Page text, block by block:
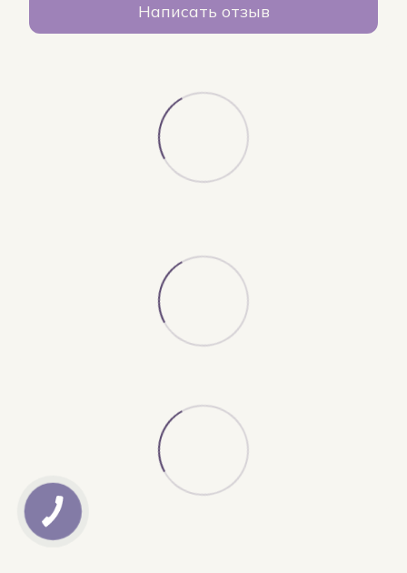
Написать отзыв